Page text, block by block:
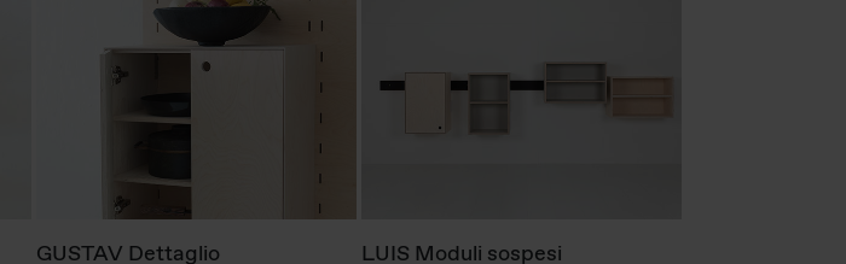
GUSTAV Dettaglio
LUIS Moduli sospesi